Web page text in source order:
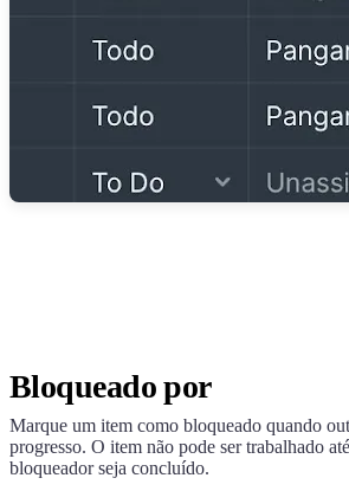
Bloqueado por
Marque um item como bloqueado quando
progresso. O item não pode ser trabalhado
bloqueador seja concluído.